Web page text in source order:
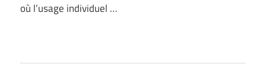
où l’usage individuel …